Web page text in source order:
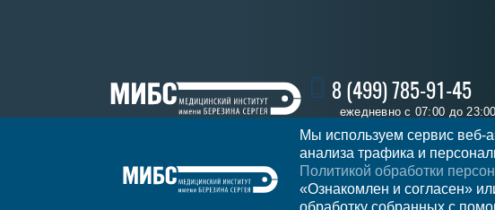
8 (499) 785-91-45
ежедневно с 07:00 до 23:00
РегионМосква Записаться на прием
Мы используем сервис веб-
анализа трафика и
Политикой обработки
«Ознакомлен и согласен»
обработку собранных с